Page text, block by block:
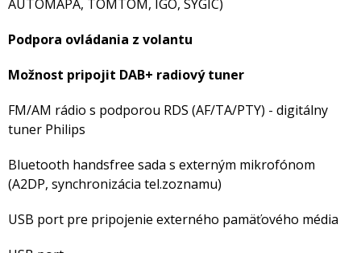
AUTOMAPA, TOMTOM, IGO, SYGIC)
Podpora ovládania z volantu
Možnost pripojit DAB+ radiový tuner
FM/AM rádio s podporou RDS (AF/TA/PTY) - digitálny
tuner Philips
Bluetooth handsfree sada s externým mikrofónom
(A2DP, synchronizácia tel.zoznamu)
USB port pre pripojenie externého pamäťového média